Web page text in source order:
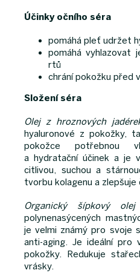
Účinky očního séra
pomáhá pleť udržet
pomáhá vyhlazovat
rtů
chrání pokožku před
Složení séra
Olej z hroznových
hyaluronové z pokožky,
pokožce potřebnou
a hydratační účinek a je
citlivou, suchou a
tvorbu kolagenu a
Organický šípkový olej
polynenasýcených
je velmi známý pro svoje
anti-aging. Je ideální pro
pokožky. Redukuje
vrásky.